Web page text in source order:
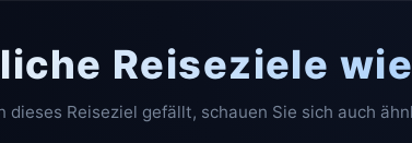
Reiseziele
dieses Reiseziel gefällt, schauen Sie sich auch